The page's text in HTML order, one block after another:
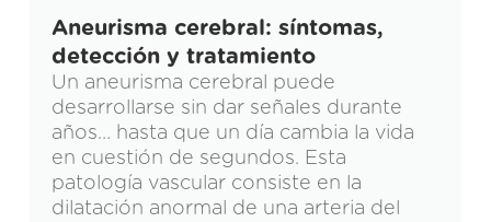
Aneurisma cerebral: síntomas,
detección y tratamiento
Un aneurisma cerebral puede
desarrollarse sin dar señales durante
años… hasta que un día cambia la vida
en cuestión de segundos. Esta
patología vascular consiste en la
dilatación anormal de una arteria del